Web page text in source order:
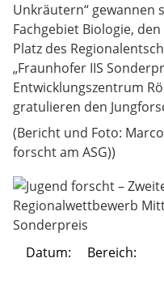
Unkräutern“ gewannen
Fachgebiet Biologie,
Platz des
„Fraunhofer IIS
Entwicklungszentrum
gratulieren den
(Bericht und Foto:
forscht am ASG))
Datum: Bereich: